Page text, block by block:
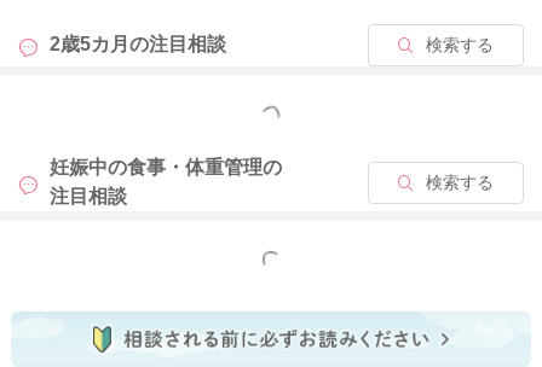
2歳5カ月の注目相談 検索する
もっと見る
妊娠中の食事・体重管理の
注目相談
検索する
もっと見る